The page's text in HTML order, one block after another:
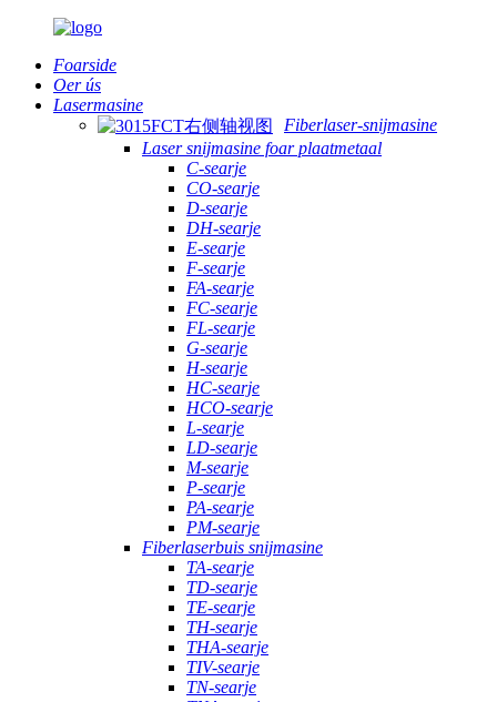
Foarside
Oer ús
Lasermasine
Fiberlaser-snijmasine
Laser snijmasine foar plaatmetaal
C-searje
CO-searje
D-searje
DH-searje
E-searje
F-searje
FA-searje
FC-searje
FL-searje
G-searje
H-searje
HC-searje
HCO-searje
L-searje
LD-searje
M-searje
P-searje
PA-searje
PM-searje
Fiberlaserbuis snijmasine
TA-searje
TD-searje
TE-searje
TH-searje
THA-searje
TIV-searje
TN-searje